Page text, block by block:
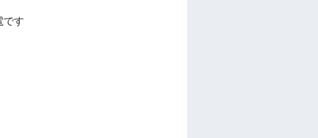
です